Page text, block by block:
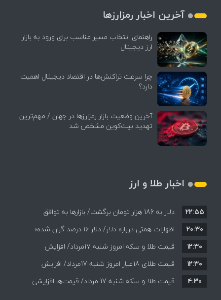
آخرین اخبار رمزارزها
راهنمای انتخاب مسیر مناسب برای ورود به بازار
ارز دیجیتال
چرا سرعت تراکنش‌ها در اقتصاد دیجیتال اهمیت
دارد؟
آخرین وضعیت بازار رمزارزها در جهان / مهم‌ترین
تهدید بیت‌کوین مشخص شد
اخبار طلا و ارز
دلار به 186 هزار تومان برگشت/ بازارها به توافق
احتمالی هرمز چه واکنشی نشان دادند؟
۲۲:۵۵
اظهارات همتی درباره دلار/ دلار ۱۶ درصد گران شده؛
این افزایش طبیعی است
۲۰:۳۰
قیمت طلا و سکه امروز شنبه 17مرداد/ افزایش
همه قیمت ها + جدول و جزئیات
۱۲:۳۰
قیمت طلای 18عیار امروز شنبه 17مرداد/ افزایش
قیمت + جدول و جزئیات
۱۲:۳۰
قیمت طلا و سکه شنبه 17 مرداد/ قیمت‌ها افزایشی
۴:۳۰